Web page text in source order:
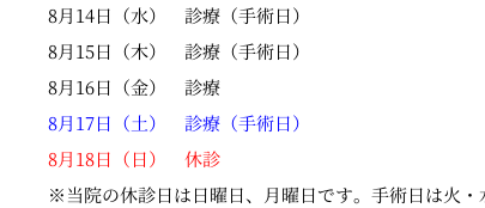
8月14日（水） 診療（手術日）
8月15日（木） 診療（手術日）
8月16日（金） 診療
8月17日（土） 診療（手術日）
8月18日（日） 休診
※当院の休診日は日曜日、月曜日です。手術日は火・